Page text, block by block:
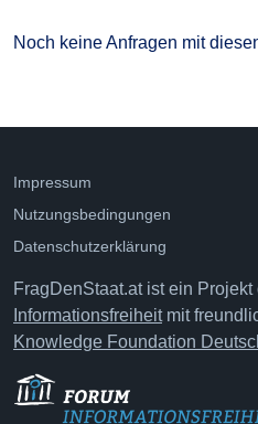
Noch keine Anfragen mit
Impressum
Nutzungsbedingungen
Datenschutzerklärung
FragDenStaat.at ist ein Projekt
Informationsfreiheitmit
Knowledge Foundation